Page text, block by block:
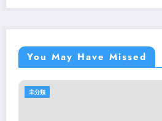
You May Have Missed